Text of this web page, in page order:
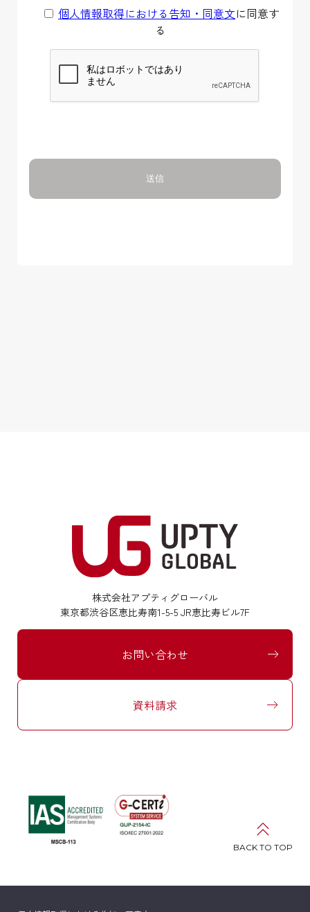
個人情報取得における告知・同意文に同意す
る
株式会社アプティグローバル
東京都渋谷区恵比寿南1-5-5 JR恵比寿ビル7F
お問い合わせ
資料請求
BACK TO TOP